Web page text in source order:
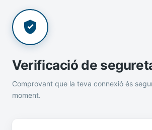
Verificació de
Comprovant que la teva connexió és
moment.